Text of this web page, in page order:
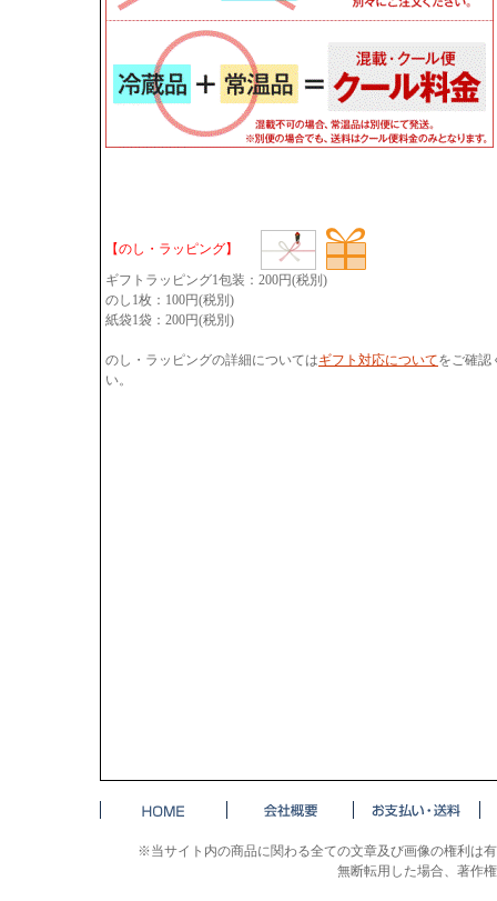
【のし・ラッピング】
ギフトラッピング1包装：200円(税別)
のし1枚：100円(税別)
紙袋1袋：200円(税別)
のし・ラッピングの詳細についてはギフト対応についてをご確認
い。
※当サイト内の商品に関わる全ての文章及び画像の権利は
無断転用した場合、著作